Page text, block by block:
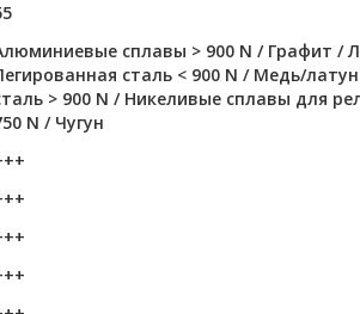
сплавы > 900 N / Графит /
сталь < 900 N / Медь/
> 900 N / Никеливые сплавы для
N / Чугун